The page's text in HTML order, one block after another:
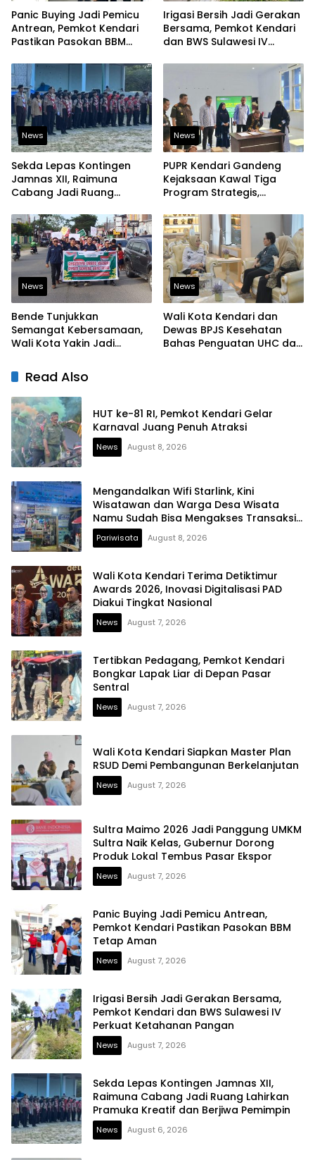
Panic Buying Jadi Pemicu
Antrean, Pemkot Kendari
Pastikan Pasokan BBM
Irigasi Bersih Jadi Gerakan
Bersama, Pemkot Kendari
dan BWS Sulawesi IV
Pangan
News
Sekda Lepas Kontingen
Jamnas XII, Raimuna
Cabang Jadi Ruang
dan Berjiwa Pemimpin
News
PUPR Kendari Gandeng
Kejaksaan Kawal Tiga
Program Strategis,
Bangun Infrastruktur
Berintegritas
News
Bende Tunjukkan
Semangat Kebersamaan,
Wali Kota Yakin Jadi
Lain
News
Wali Kota Kendari dan
Dewas BPJS Kesehatan
Bahas Penguatan UHC dan
Read Also
HUT ke-81 RI, Pemkot Kendari Gelar
Karnaval Juang Penuh Atraksi
News August 8, 2026
Mengandalkan Wifi Starlink, Kini
Wisatawan dan Warga Desa Wisata
Namu Sudah Bisa Mengakses Transaksi
Digital
Pariwisata August 8, 2026
Wali Kota Kendari Terima Detiktimur
Awards 2026, Inovasi Digitalisasi PAD
Diakui Tingkat Nasional
News August 7, 2026
Tertibkan Pedagang, Pemkot Kendari
Bongkar Lapak Liar di Depan Pasar
Sentral
News August 7, 2026
Wali Kota Kendari Siapkan Master Plan
RSUD Demi Pembangunan Berkelanjutan
News August 7, 2026
Sultra Maimo 2026 Jadi Panggung UMKM
Sultra Naik Kelas, Gubernur Dorong
Produk Lokal Tembus Pasar Ekspor
News August 7, 2026
Panic Buying Jadi Pemicu Antrean,
Pemkot Kendari Pastikan Pasokan BBM
Tetap Aman
News August 7, 2026
Irigasi Bersih Jadi Gerakan Bersama,
Pemkot Kendari dan BWS Sulawesi IV
Perkuat Ketahanan Pangan
News August 7, 2026
Sekda Lepas Kontingen Jamnas XII,
Raimuna Cabang Jadi Ruang Lahirkan
Pramuka Kreatif dan Berjiwa Pemimpin
News August 6, 2026